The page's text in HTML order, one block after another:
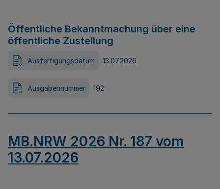
Öffentliche Bekanntmachung über eine
öffentliche Zustellung
Ausfertigungsdatum 13.07.2026
Ausgabennummer 192
MB.NRW 2026 Nr. 187 vom
13.07.2026